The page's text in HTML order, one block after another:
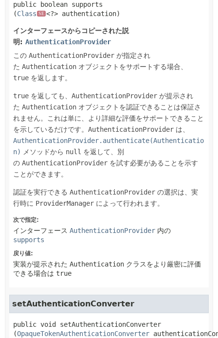
public boolean supports
(Class SE <?> authentication)
インターフェースからコピーされた説
明: AuthenticationProvider
この AuthenticationProvider が指定され
た Authentication オブジェクトをサポートする場合、
true を返します。
true を返しても、 AuthenticationProvider が提示され
た Authentication オブジェクトを認証できることは保証さ
れません。これは単に、より詳細な評価をサポートできること
を示しているだけです。 AuthenticationProvider は、
AuthenticationProvider.authenticate(Authenticatio
n)
メソッドから null を返して、別
の AuthenticationProvider を試す必要があることを示す
ことができます。
認証を実行できる AuthenticationProvider の選択は、実
行時に ProviderManager によって行われます。
次で指定:
インターフェース AuthenticationProvider 内の
supports
戻り値:
実装が提示された Authentication クラスをより厳密に評価
できる場合は true
setAuthenticationConverter
public void
setAuthenticationConverter
(OpaqueTokenAuthenticationConverter